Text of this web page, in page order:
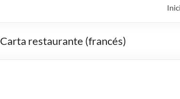
Carta restaurante (francés)